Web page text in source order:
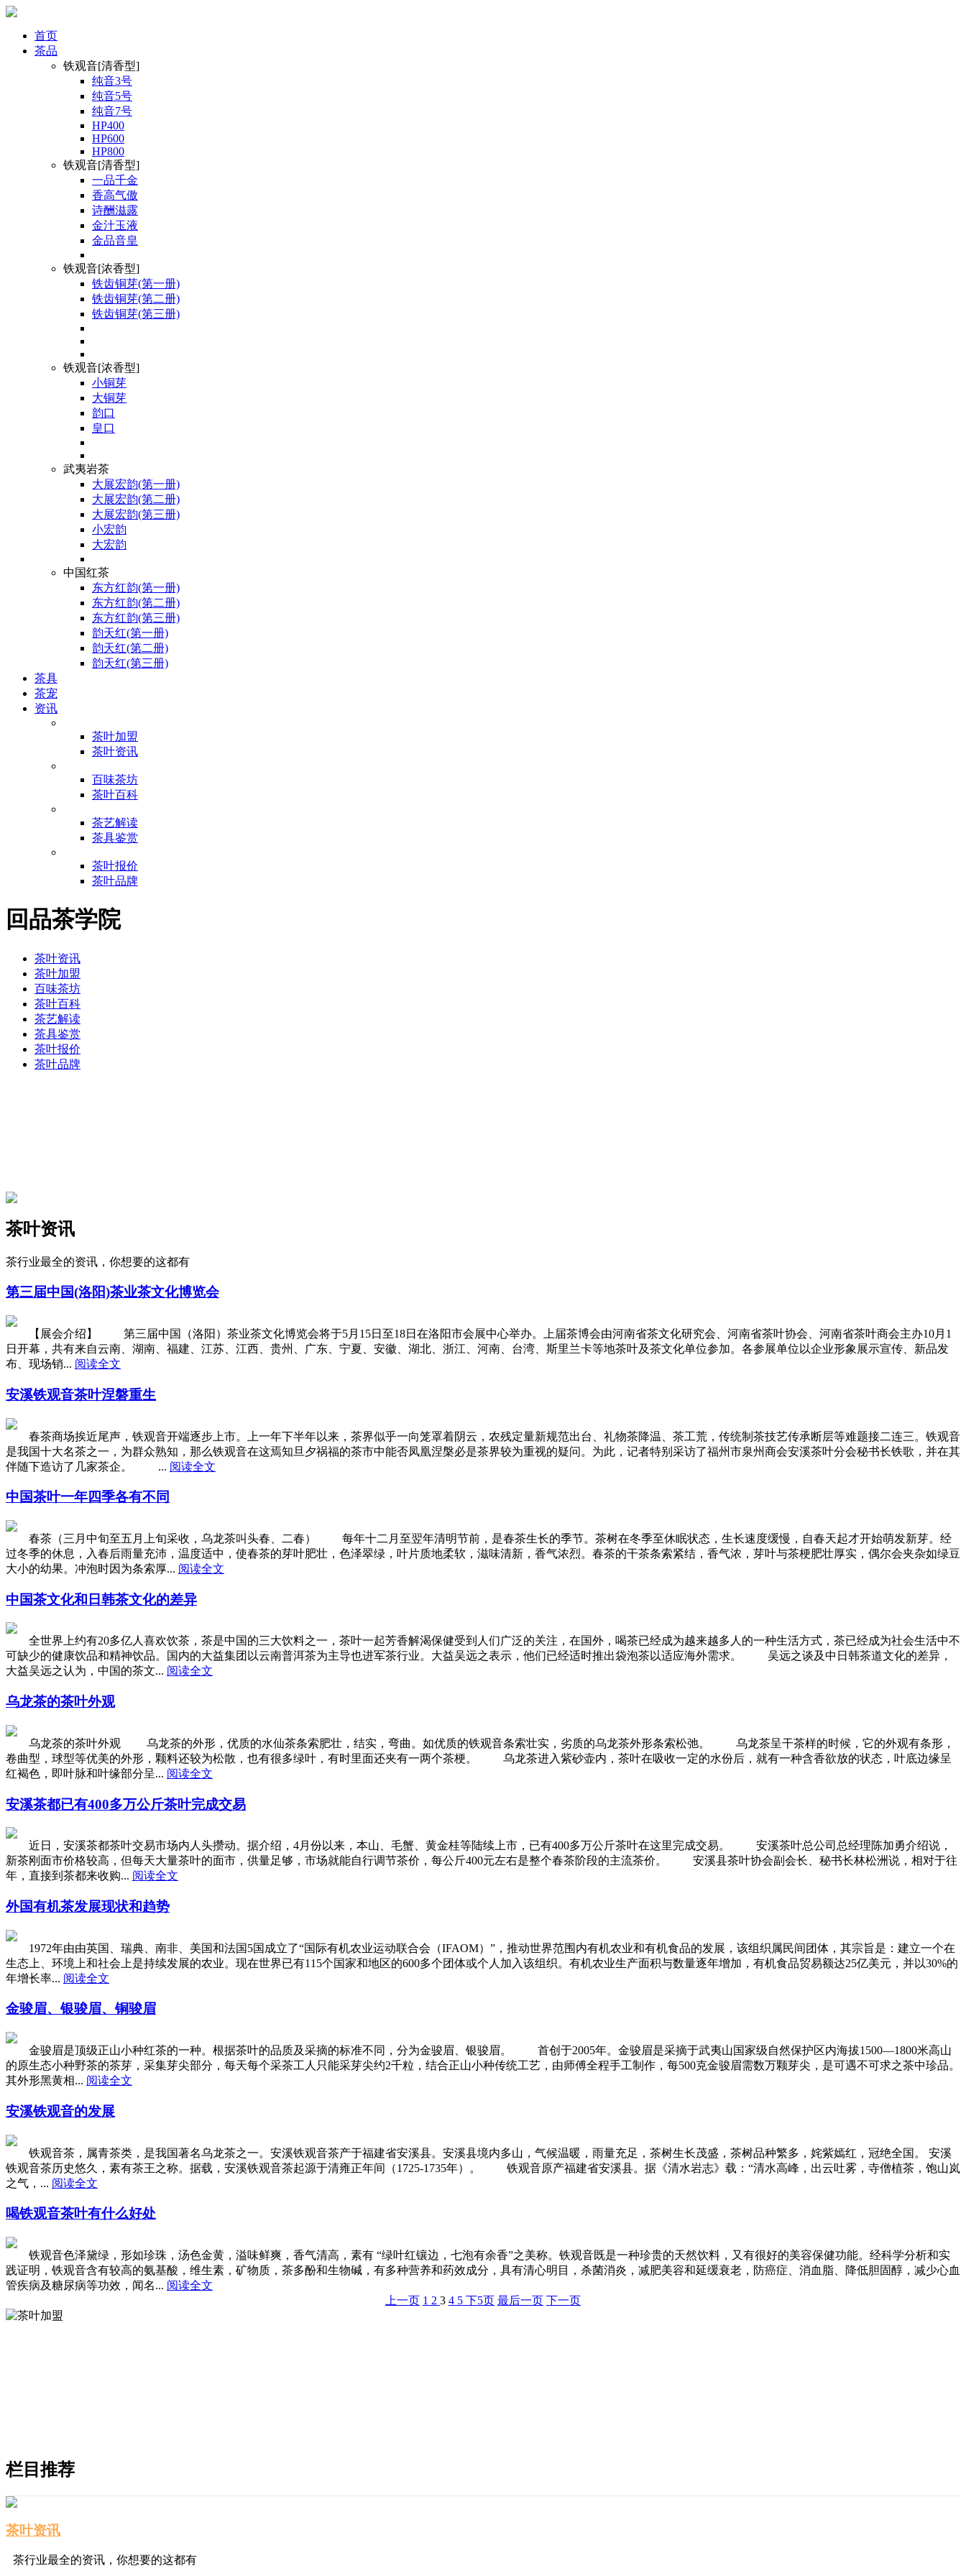
首页
茶品
铁观音[清香型]
纯音3号
纯音5号
纯音7号
HP400
HP600
HP800
铁观音[清香型]
一品千金
香高气傲
诗酬滋露
金汁玉液
金品音皇
铁观音[浓香型]
铁齿铜芽(第一册)
铁齿铜芽(第二册)
铁齿铜芽(第三册)
铁观音[浓香型]
小铜芽
大铜芽
韵口
皇口
武夷岩茶
大展宏韵(第一册)
大展宏韵(第二册)
大展宏韵(第三册)
小宏韵
大宏韵
中国红茶
东方红韵(第一册)
东方红韵(第二册)
东方红韵(第三册)
韵天红(第一册)
韵天红(第二册)
韵天红(第三册)
茶具
茶宠
资讯
茶叶加盟
茶叶资讯
百味茶坊
茶叶百科
茶艺解读
茶具鉴赏
茶叶报价
茶叶品牌
回品茶学院
茶叶资讯
茶叶加盟
百味茶坊
茶叶百科
茶艺解读
茶具鉴赏
茶叶报价
茶叶品牌
茶叶资讯
茶行业最全的资讯，你想要的这都有
第三届中国(洛阳)茶业茶文化博览会
【展会介绍】 第三届中国（洛阳）茶业茶文化博览会将于5月15日至18日在洛阳市会展中心举办。上届茶博会由河南省茶文化研究会、河南省茶叶协会、河南省茶叶商会主办10月1
日开幕，共有来自云南、湖南、福建、江苏、江西、贵州、广东、宁夏、安徽、湖北、浙江、河南、台湾、斯里兰卡等地茶叶及茶文化单位参加。各参展单位以企业形象展示宣传、新品发
布、现场销... 阅读全文
安溪铁观音茶叶涅磐重生
春茶商场挨近尾声，铁观音开端逐步上市。上一年下半年以来，茶界似乎一向笼罩着阴云，农残定量新规范出台、礼物茶降温、茶工荒，传统制茶技艺传承断层等难题接二连三。铁观音
是我国十大名茶之一，为群众熟知，那么铁观音在这焉知旦夕祸福的茶市中能否凤凰涅槃必是茶界较为重视的疑问。为此，记者特别采访了福州市泉州商会安溪茶叶分会秘书长铁歌，并在其
伴随下造访了几家茶企。 ... 阅读全文
中国茶叶一年四季各有不同
春茶（三月中旬至五月上旬采收，乌龙茶叫头春、二春） 每年十二月至翌年清明节前，是春茶生长的季节。茶树在冬季至休眠状态，生长速度缓慢，自春天起才开始萌发新芽。经
过冬季的休息，入春后雨量充沛，温度适中，使春茶的芽叶肥壮，色泽翠绿，叶片质地柔软，滋味清新，香气浓烈。春茶的干茶条索紧结，香气浓，芽叶与茶梗肥壮厚实，偶尔会夹杂如绿豆
大小的幼果。冲泡时因为条索厚... 阅读全文
中国茶文化和日韩茶文化的差异
全世界上约有20多亿人喜欢饮茶，茶是中国的三大饮料之一，茶叶一起芳香解渴保健受到人们广泛的关注，在国外，喝茶已经成为越来越多人的一种生活方式，茶已经成为社会生活中不
可缺少的健康饮品和精神饮品。国内的大益集团以云南普洱茶为主导也进军茶行业。大益吴远之表示，他们已经适时推出袋泡茶以适应海外需求。 吴远之谈及中日韩茶道文化的差异，
大益吴远之认为，中国的茶文... 阅读全文
乌龙茶的茶叶外观
乌龙茶的茶叶外观 乌龙茶的外形，优质的水仙茶条索肥壮，结实，弯曲。如优质的铁观音条索壮实，劣质的乌龙茶外形条索松弛。 乌龙茶呈干茶样的时候，它的外观有条形，
卷曲型，球型等优美的外形，颗料还较为松散，也有很多绿叶，有时里面还夹有一两个茶梗。 乌龙茶进入紫砂壶内，茶叶在吸收一定的水份后，就有一种含香欲放的状态，叶底边缘呈
红褐色，即叶脉和叶缘部分呈... 阅读全文
安溪茶都已有400多万公斤茶叶完成交易
近日，安溪茶都茶叶交易市场内人头攒动。据介绍，4月份以来，本山、毛蟹、黄金桂等陆续上市，已有400多万公斤茶叶在这里完成交易。 安溪茶叶总公司总经理陈加勇介绍说，
新茶刚面市价格较高，但每天大量茶叶的面市，供量足够，市场就能自行调节茶价，每公斤400元左右是整个春茶阶段的主流茶价。 安溪县茶叶协会副会长、秘书长林松洲说，相对于往
年，直接到茶都来收购... 阅读全文
外国有机茶发展现状和趋势
1972年由由英国、瑞典、南非、美国和法国5国成立了“国际有机农业运动联合会（IFAOM）”，推动世界范围内有机农业和有机食品的发展，该组织属民间团体，其宗旨是：建立一个在
生态上、环境上和社会上是持续发展的农业。现在世界已有115个国家和地区的600多个团体或个人加入该组织。有机农业生产面积与数量逐年增加，有机食品贸易额达25亿美元，并以30%的
年增长率... 阅读全文
金骏眉、银骏眉、铜骏眉
金骏眉是顶级正山小种红茶的一种。根据茶叶的品质及采摘的标准不同，分为金骏眉、银骏眉。 首创于2005年。金骏眉是采摘于武夷山国家级自然保护区内海拔1500—1800米高山
的原生态小种野茶的茶芽，采集芽尖部分，每天每个采茶工人只能采芽尖约2千粒，结合正山小种传统工艺，由师傅全程手工制作，每500克金骏眉需数万颗芽尖，是可遇不可求之茶中珍品。
其外形黑黄相... 阅读全文
安溪铁观音的发展
铁观音茶，属青茶类，是我国著名乌龙茶之一。安溪铁观音茶产于福建省安溪县。安溪县境内多山，气候温暖，雨量充足，茶树生长茂盛，茶树品种繁多，姹紫嫣红，冠绝全国。 安溪
铁观音茶历史悠久，素有茶王之称。据载，安溪铁观音茶起源于清雍正年间（1725-1735年）。 铁观音原产福建省安溪县。据《清水岩志》载：“清水高峰，出云吐雾，寺僧植茶，饱山岚
之气，... 阅读全文
喝铁观音茶叶有什么好处
铁观音色泽黛绿，形如珍珠，汤色金黄，溢味鲜爽，香气清高，素有 “绿叶红镶边，七泡有余香”之美称。铁观音既是一种珍贵的天然饮料，又有很好的美容保健功能。经科学分析和实
践证明，铁观音含有较高的氨基酸，维生素，矿物质，茶多酚和生物碱，有多种营养和药效成分，具有清心明目，杀菌消炎，减肥美容和延缓衰老，防癌症、消血脂、降低胆固醇，减少心血
管疾病及糖尿病等功效，闻名... 阅读全文
上一页 1 2 3 4 5 下5页 最后一页 下一页
栏目推荐
茶叶资讯
茶行业最全的资讯，你想要的这都有